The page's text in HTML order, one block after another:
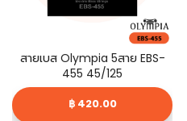
สายเบส Olympia 5สาย EBS-
455 45/125
฿ 420.00